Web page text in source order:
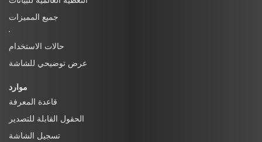
جميع المميزات
·
حالات الاستخدام
عرض توضيحي للشاشة
موارد
قاعدة المعرفة
الحقول القابلة للتصدير
تسجيل الشاشة